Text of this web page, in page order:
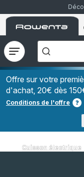
Ouvrir
le
menu
recherchez-
vous
?","Aspirateurs
à
Grains","Centrales
Vapeurs","Sèche
Cheveux"]
Offre sur votre
d'achat, 20€ dès
Conditions de l'offre
Cuisson électrique